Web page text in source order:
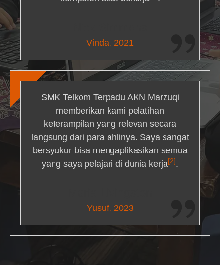
Vinda, 2021
SMK Telkom Terpadu AKN Marzuqi
memberikan kami pelatihan
keterampilan yang relevan secara
langsung dari para ahlinya. Saya sangat
bersyukur bisa mengaplikasikan semua
yang saya pelajari di dunia kerja[2] .
Yusuf, 2023